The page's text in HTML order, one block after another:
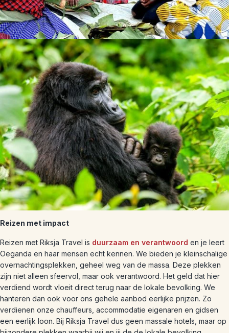
Reizen met impact
Reizen met Riksja Travel is duurzaam en verantwoord en je leert
Oeganda en haar mensen echt kennen. We bieden je kleinschalige
overnachtingsplekken, geheel weg van de massa. Deze plekken
zijn niet alleen sfeervol, maar ook verantwoord. Het geld dat hier
verdiend wordt vloeit direct terug naar de lokale bevolking. We
hanteren dan ook voor ons gehele aanbod eerlijke prijzen. Zo
verdienen onze chauffeurs, accommodatie eigenaren en gidsen
een eerlijk loon. Bij Riksja Travel dus geen massale hotels, maar op